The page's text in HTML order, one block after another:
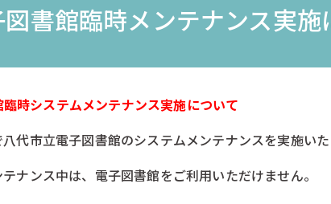
書館臨時メンテナンス実施
時システムメンテナンス実施について
代市立電子図書館のシステムメンテナンスを実施いた
ナンス中は、電子図書館をご利用いただけません。